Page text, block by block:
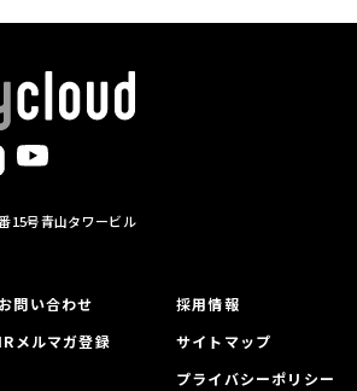
ディングス株式会社 東京都港区南青
ビル
者TEL：03-5414-3666
15号青山タワービル
お問い合わせ
IRメルマガ登録
採用情報
サイトマップ
プライバシーポリシー